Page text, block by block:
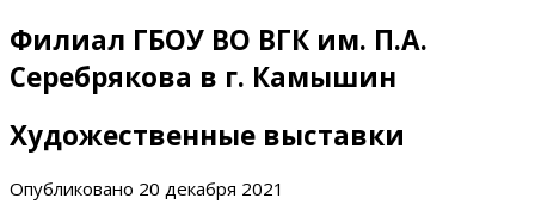
Филиал ГБОУ ВО ВГК им. П.А.
Серебрякова в г. Камышин
Художественные выставки
Опубликовано 20 декабря 2021